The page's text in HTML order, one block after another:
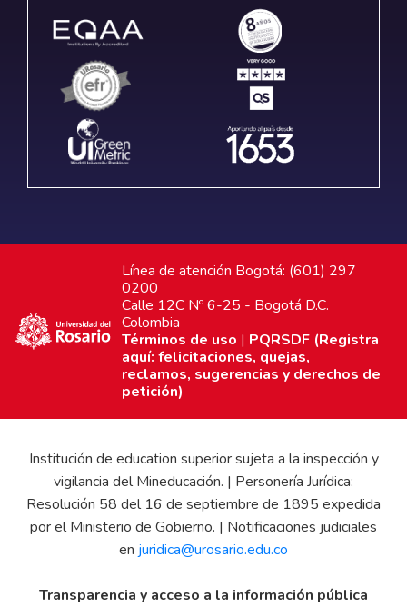
Línea de atención Bogotá: (601) 297
0200
Calle 12C Nº 6-25 - Bogotá D.C.
Colombia
Términos de uso | PQRSDF (Registra
aquí: felicitaciones, quejas,
reclamos, sugerencias y derechos de
petición)
Institución de education superior sujeta a la inspección y
vigilancia del Mineducación. | Personería Jurídica:
Resolución 58 del 16 de septiembre de 1895 expedida
por el Ministerio de Gobierno. | Notificaciones judiciales
en juridica@urosario.edu.co
Transparencia y acceso a la información pública